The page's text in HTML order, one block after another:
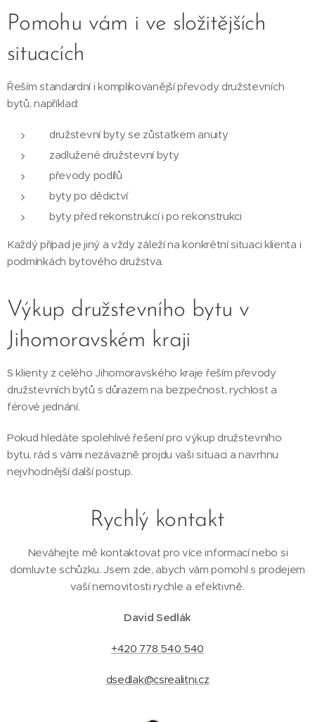
Pomohu vám i ve složitějších
situacích
Řeším standardní i komplikovanější převody družstevních
bytů, například:
družstevní byty se zůstatkem anuity
zadlužené družstevní byty
převody podílů
byty po dědictví
byty před rekonstrukcí i po rekonstrukci
Každý případ je jiný a vždy záleží na konkrétní situaci klienta i
podmínkách bytového družstva.
Výkup družstevního bytu v
Jihomoravském kraji
S klienty z celého Jihomoravského kraje řeším převody
družstevních bytů s důrazem na bezpečnost, rychlost a
férové jednání.
Pokud hledáte spolehlivé řešení pro výkup družstevního
bytu, rád s vámi nezávazně projdu vaši situaci a navrhnu
nejvhodnější další postup.
Rychlý kontakt
Neváhejte mě kontaktovat pro více informací nebo si
domluvte schůzku. Jsem zde, abych vám pomohl s prodejem
vaší nemovitosti rychle a efektivně.
David Sedlák
+420 778 540 540
dsedlak@csrealitni.cz